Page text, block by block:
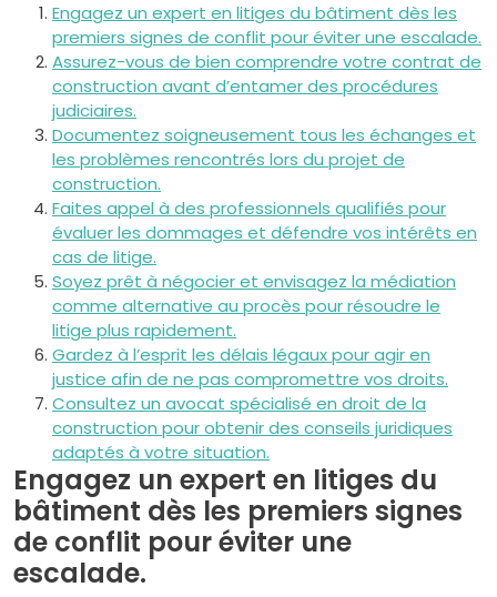
Engagez un expert en litiges du bâtiment dès les
premiers signes de conflit pour éviter une escalade.
Assurez-vous de bien comprendre votre contrat de
construction avant d’entamer des procédures
judiciaires.
Documentez soigneusement tous les échanges et
les problèmes rencontrés lors du projet de
construction.
Faites appel à des professionnels qualifiés pour
évaluer les dommages et défendre vos intérêts en
cas de litige.
Soyez prêt à négocier et envisagez la médiation
comme alternative au procès pour résoudre le
litige plus rapidement.
Gardez à l’esprit les délais légaux pour agir en
justice afin de ne pas compromettre vos droits.
Consultez un avocat spécialisé en droit de la
construction pour obtenir des conseils juridiques
adaptés à votre situation.
Engagez un expert en litiges du
bâtiment dès les premiers signes
de conflit pour éviter une
escalade.